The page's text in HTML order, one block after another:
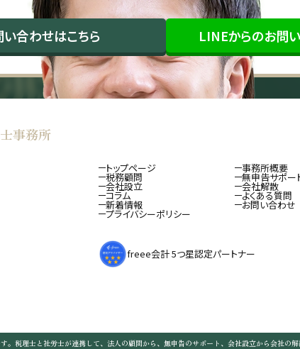
い合わせはこちら LINEからのお問
事務所
トップページ 事務所概要
税務顧問 無申告サポー
会社設立 会社解散
コラム よくある質問
新着情報 お問い合わせ
プライバシーポリシー
freee会計 5つ星認定パートナー
。税理士と社労士が連携して、法人の顧問から、無申告のサポート、会社設立から会社の